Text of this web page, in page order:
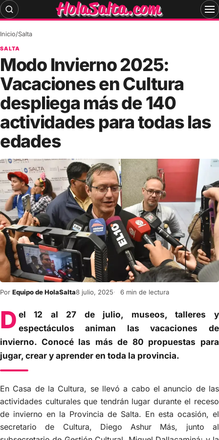
Skip
to
Inicio/Salta
SALTA
Modo Invierno 2025:
Vacaciones en Cultura
despliega más de 140
actividades para todas las
edades
Por Equipo de HolaSalta8 julio, 2025 6 min de lectura
D el 12 al 27 de julio, museos, talleres y
espectáculos animan las vacaciones de
invierno. Conocé las más de 80 propuestas para
jugar, crear y aprender en toda la provincia.
En Casa de la Cultura, se llevó a cabo el anuncio de las
actividades culturales que tendrán lugar durante el receso
de invierno en la Provincia de Salta. En esta ocasión, el
secretario de Cultura, Diego Ashur Más, junto al